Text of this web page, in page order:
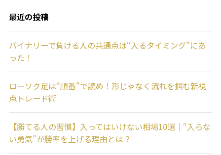
最近の投稿
バイナリーで負ける人の共通点は“入るタイミング”にあ
った！
ローソク足は“順番”で読め！形じゃなく流れを掴む新視
点トレード術
【勝てる人の習慣】入ってはいけない相場10選｜“入らな
い勇気”が勝率を上げる理由とは？